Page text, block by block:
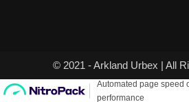
© 2021 - Arkland Urbex | All